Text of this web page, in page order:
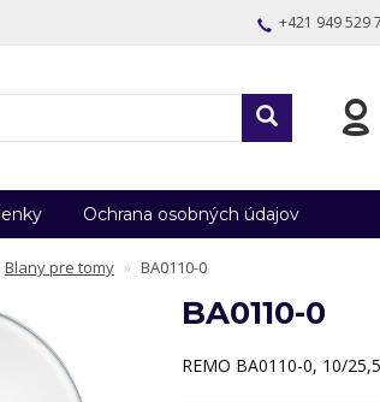
+421 949 529
Ochrana osobných údajov
Blany pre tomy BA0110-0
BA0110-0
REMO BA0110-0, 10/